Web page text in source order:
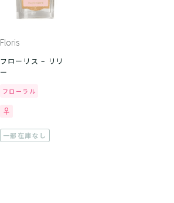
Floris
フローリス – リリ
ー
フローラル
一部在庫なし